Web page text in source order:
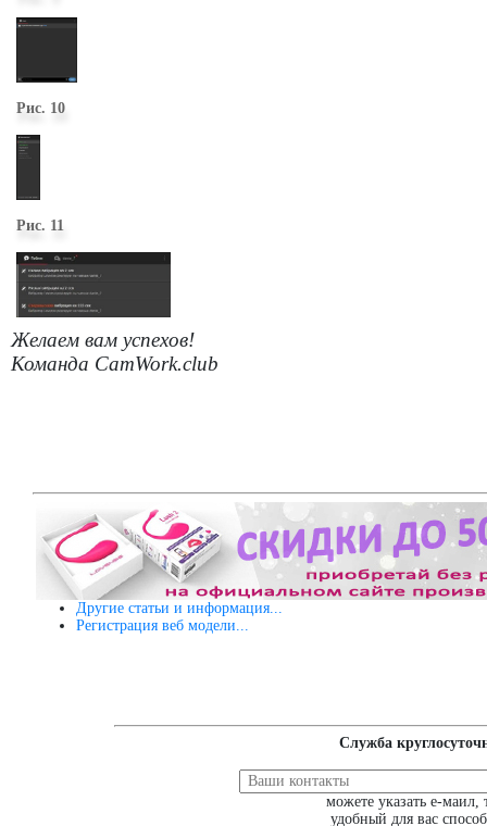
Рис. 10
Рис. 11
Желаем вам успехов!
Команда CamWork.club
Другие статьи и информация...
Регистрация веб модели...
Cлужба
можете указать е-маил,
удобный для вас